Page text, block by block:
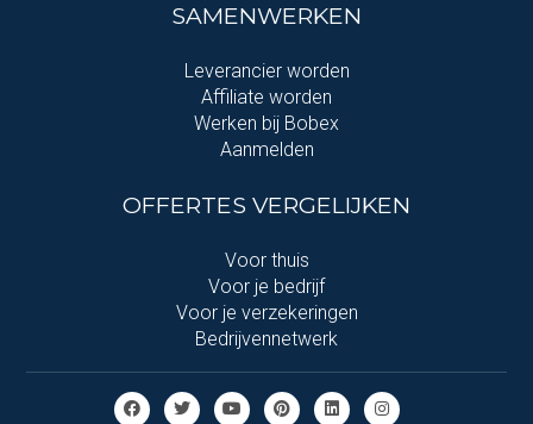
SAMENWERKEN
Leverancier worden
Affiliate worden
Werken bij Bobex
Aanmelden
OFFERTES VERGELIJKEN
Voor thuis
Voor je bedrijf
Voor je verzekeringen
Bedrijvennetwerk